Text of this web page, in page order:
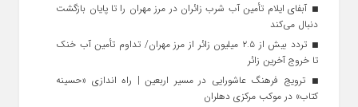
آبفای ایلام تأمین آب شرب زائران در مرز مهران را تا پایان بازگشت
دنبال می‌کند
تردد بیش از ۲.۵ میلیون زائر از مرز مهران/ تداوم تأمین آب خنک
تا خروج آخرین زائر
ترویج فرهنگ عاشورایی در مسیر اربعین | راه‌ اندازی «حسینه
کتاب» در موکب مرکزی دهلران